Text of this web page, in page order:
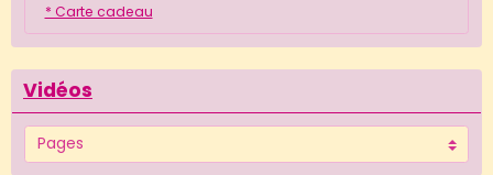
* Carte cadeau
Vidéos